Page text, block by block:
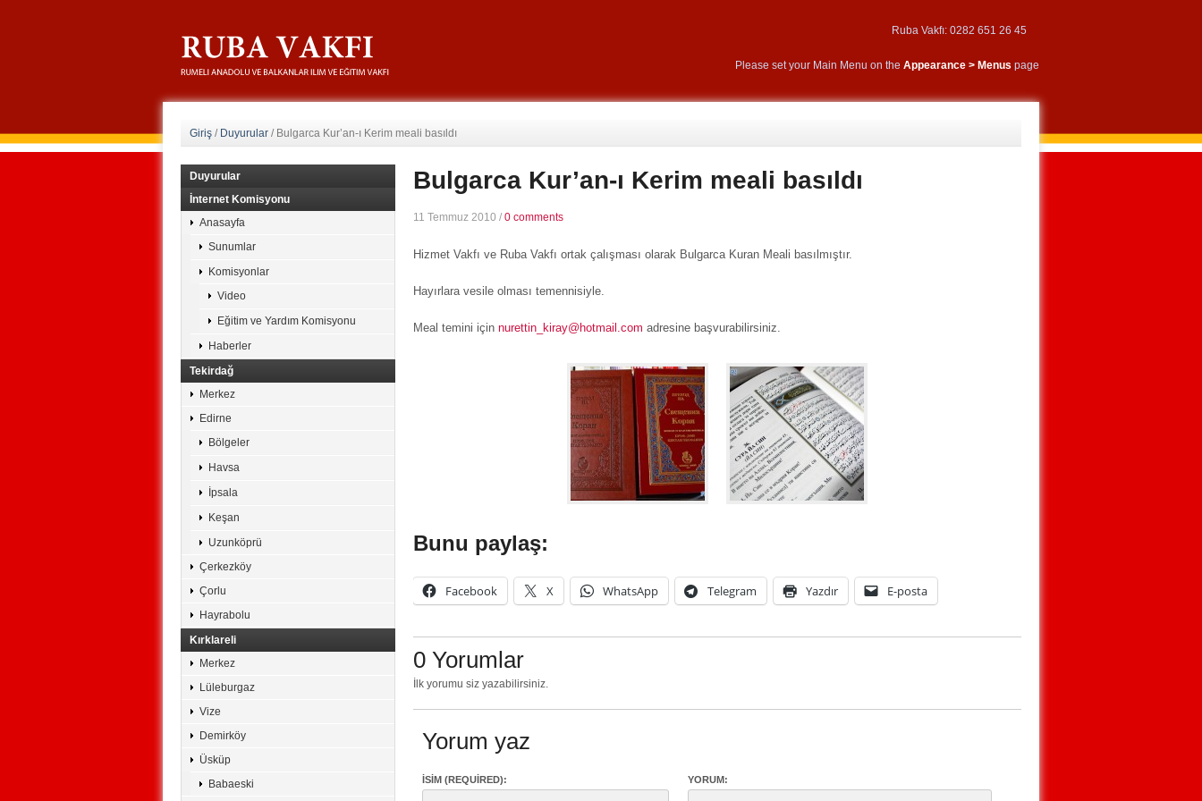
Ruba Vakfı: 0282 651 26 45
Please set your Main Menu on the Appearance > Menus page
Giriş / Duyurular / Bulgarca Kur’an-ı Kerim meali basıldı
Bulgarca Kur’an-ı Kerim meali basıldı
11 Temmuz 2010 / 0 comments
Hizmet Vakfı ve Ruba Vakfı ortak çalışması olarak Bulgarca Kuran Meali basılmıştır.
Hayırlara vesile olması temennisiyle.
Meal temini için nurettin_kiray@hotmail.com adresine başvurabilirsiniz.
Bunu paylaş:
Facebook X WhatsApp Telegram Yazdır E-posta
0 Yorumlar
İlk yorumu siz yazabilirsiniz.
Yorum yaz
İSIM (REQUIRED): YORUM:
Duyurular
İnternet Komisyonu
Anasayfa
Sunumlar
Komisyonlar
Video
Eğitim ve Yardım Komisyonu
Haberler
Tekirdağ
Merkez
Edirne
Bölgeler
Havsa
İpsala
Keşan
Uzunköprü
Çerkezköy
Çorlu
Hayrabolu
Kırklareli
Merkez
Lüleburgaz
Vize
Demirköy
Üsküp
Babaeski